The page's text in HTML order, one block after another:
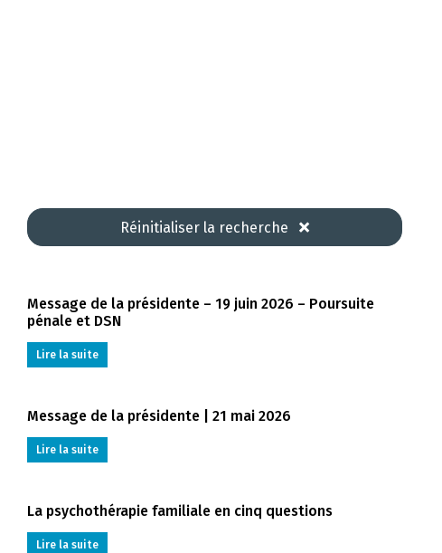
Réinitialiser la recherche
Message de la présidente – 19 juin 2026 – Poursuite
pénale et DSN
Lire la suite
Message de la présidente | 21 mai 2026
Lire la suite
La psychothérapie familiale en cinq questions
Lire la suite